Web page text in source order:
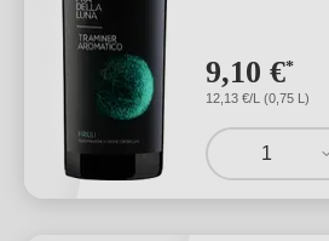
9,10 €*
12,13 €/L (0,75 L)
1